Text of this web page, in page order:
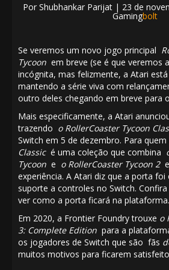
Por Shubhankar Parijat | 23 de
Gamingbolt
Se veremos um novo jogo principal
Tycoon em breve (se é que veremos
incógnita, mas felizmente, a Atari
mantendo a série viva com
outro deles chegando em breve para
Mais especificamente, a Atari
trazendo o RollerCoaster Tycoon
Switch em 5 de dezembro. Para quem
Classic é uma coleção que combina
Tycoon e o RollerCoaster Tycoon 2
experiência. A Atari diz que a porta foi
suporte a controles no Switch.
ver como a porta ficará na plataforma.
Em 2020, a Frontier Foundry trouxe o
3: Complete Edition para a
os jogadores de Switch que são fãs
muitos motivos para ficarem